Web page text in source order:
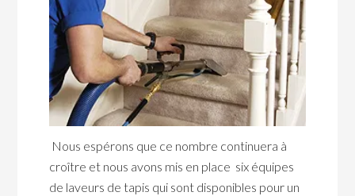
Nous espérons que ce nombre continuera à
croître et nous avons mis en place six équipes
de laveurs de tapis qui sont disponibles pour un